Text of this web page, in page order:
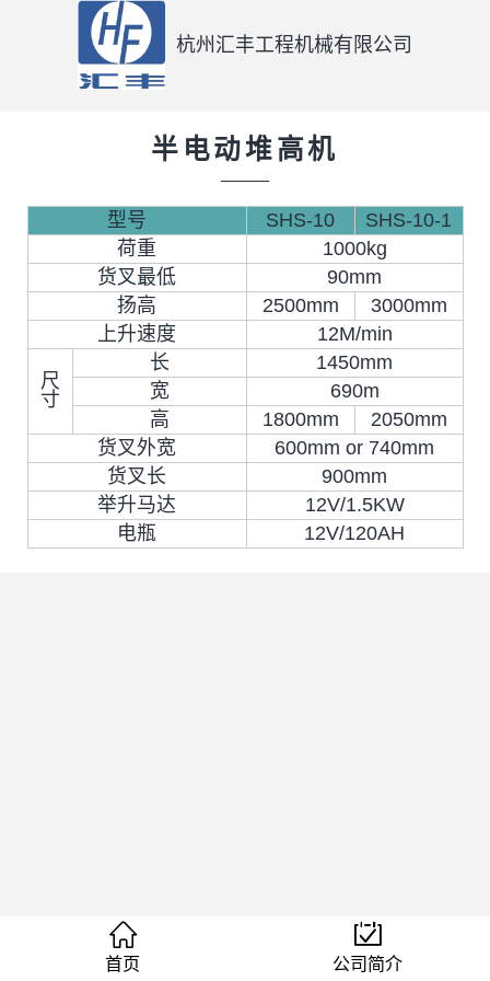
杭州汇丰工程机械有限公司
半电动堆高机
型号 SHS-10
SHS-10-1
荷重
1000kg
货叉最低
90mm
扬高
2500mm
3000mm
上升速度
12M/min
尺
寸
长
1450mm
宽
690m
高
1800mm
2050mm
货叉外宽
600mm or 740mm
货叉长
900mm
举升马达
12V/1.5KW
电瓶
12V/120AH
首页 公司简介